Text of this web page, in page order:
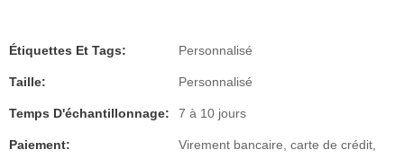
Étiquettes Et Tags: Personnalisé
Taille: Personnalisé
Temps D'échantillonnage: 7 à 10 jours
Paiement:
Virement bancaire, carte de crédit,